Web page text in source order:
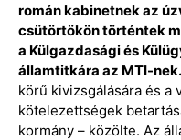
román kabinetnek az
csütörtökön történtek
a Külgazdasági és
államtitkára az MTI-nek.
körű kivizsgálására és a
kötelezettségek
kormány – közölte. Az